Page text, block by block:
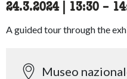
24.3.2024| 13:30 –
A guided tour through the
Museo